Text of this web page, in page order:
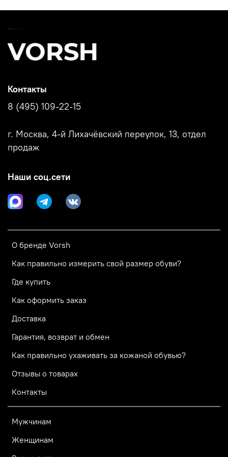
О бренде Vorsh
Как правильно измерить свой размер обуви?
Где купить
Как оформить заказ
Доставка
Гарантия, возврат и обмен
Как правильно ухаживать за кожаной обувью?
Отзывы о товарах
Контакты
Мужчинам
Женщинам
Контакты
8 (495) 109-22-15
г. Москва, 4-й Лихачёвский переулок, 13, отдел
продаж
Наши соц.сети